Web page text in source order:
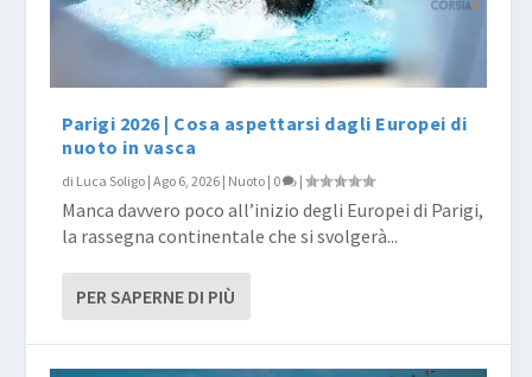
ItalNuoto e Olimpiadi | Sydney 2000, l’oro O...
ItalNuoto e Olimpiadi | Sydney 2000, Fioravanti
e ...
ItalNuoto e Olimpiadi | Sydney 2000, Rosolino
R...
ItalNuoto e Olimpiadi | Sydney 2000, Domenico
Fior...
ItalNuoto e Olimpiadi | Sydney 2000, il primo
arge...
Parigi 2026 | Cosa aspettarsi dagli Europei di
nuoto in vasca
di Luca Soligo |Ago 6, 2026 | Nuoto | 0 |
Manca davvero poco all’inizio degli Europei di Parigi,
la rassegna continentale che si svolgerà...
PER SAPERNE DI PIÙ